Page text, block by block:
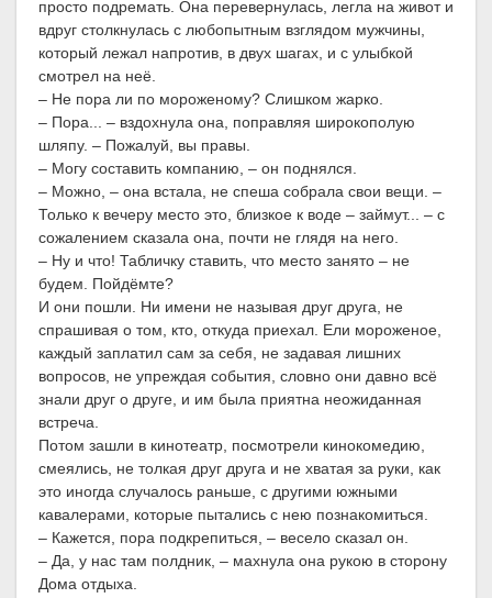
просто подремать. Она перевернулась, легла на живот и
вдруг столкнулась с любопытным взглядом мужчины,
который лежал напротив, в двух шагах, и с улыбкой
смотрел на неё.
– Не пора ли по мороженому? Слишком жарко.
– Пора... – вздохнула она, поправляя широкополую
шляпу. – Пожалуй, вы правы.
– Могу составить компанию, – он поднялся.
– Можно, – она встала, не спеша собрала свои вещи. –
Только к вечеру место это, близкое к воде – займут... – с
сожалением сказала она, почти не глядя на него.
– Ну и что! Табличку ставить, что место занято – не
будем. Пойдёмте?
И они пошли. Ни имени не называя друг друга, не
спрашивая о том, кто, откуда приехал. Ели мороженое,
каждый заплатил сам за себя, не задавая лишних
вопросов, не упреждая события, словно они давно всё
знали друг о друге, и им была приятна неожиданная
встреча.
Потом зашли в кинотеатр, посмотрели кинокомедию,
смеялись, не толкая друг друга и не хватая за руки, как
это иногда случалось раньше, с другими южными
кавалерами, которые пытались с нею познакомиться.
– Кажется, пора подкрепиться, – весело сказал он.
– Да, у нас там полдник, – махнула она рукою в сторону
Дома отдыха.